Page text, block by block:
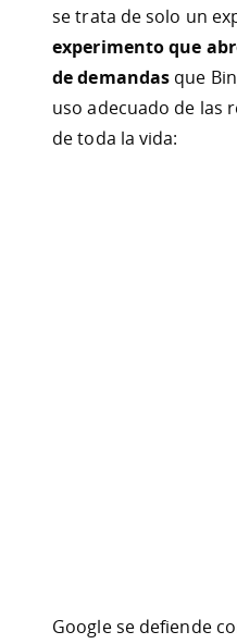
se trata de solo un
experimento que
de demandas que
uso adecuado de las
de toda la vida:
Google se defiende